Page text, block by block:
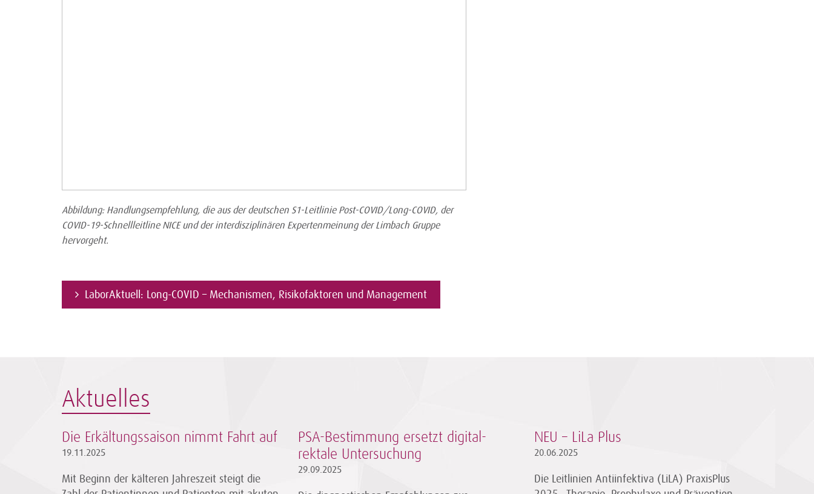
Abbildung: Handlungsempfehlung, die aus der deutschen S1-Leitlinie Post-COVID/Long-COVID, der
COVID-19-Schnellleitline NICE und der interdisziplinären Expertenmeinung der Limbach Gruppe
hervorgeht.
LaborAktuell: Long-COVID – Mechanismen, Risikofaktoren und Management
Aktuelles
Die Erkältungssaison nimmt Fahrt auf
19.11.2025
Mit Beginn der kälteren Jahreszeit steigt die
PSA-Bestimmung ersetzt digital-
rektale Untersuchung
29.09.2025
NEU – LiLa Plus
20.06.2025
Die Leitlinien Antiinfektiva (LiLA) PraxisPlus